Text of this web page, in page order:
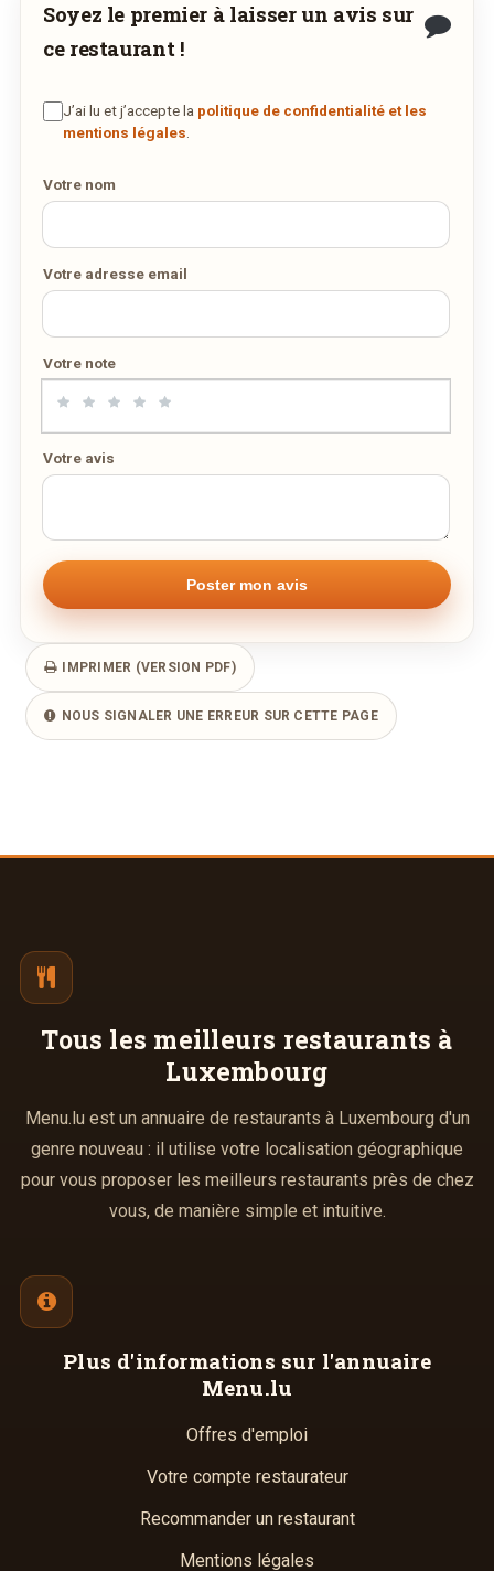
Demandez-lui de rejoindre
commander et être livré chez vous !
DÉCOUVRIR LA LIVRAISON
Soyez le premier à laisser un avis sur
ce restaurant !
J’ai lu et j’accepte la politique de confidentialité et les
mentions légales
Votre nom
Votre adresse email
Votre note
Votre avis
IMPRIMER (VERSION PDF)
NOUS SIGNALER UNE ERREUR SUR CETTE PAGE
Tous les meilleurs restaurants à
Luxembourg
Menu.lu est un annuaire de restaurants à Luxembourg d'un
genre nouveau : il utilise votre localisation géographique
pour vous proposer les meilleurs restaurants près de chez
vous, de manière simple et intuitive.
Plus d'informations sur l'annuaire
Menu.lu
Offres d'emploi
Votre compte restaurateur
Recommander un restaurant
Mentions légales